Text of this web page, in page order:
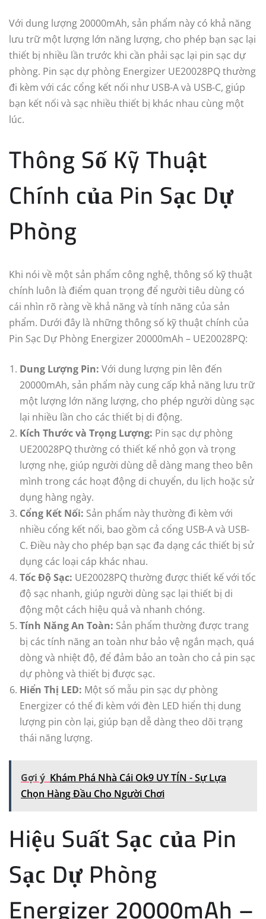
Với dung lượng 20000mAh, sản phẩm này có khả năng
lưu trữ một lượng lớn năng lượng, cho phép bạn sạc lại
thiết bị nhiều lần trước khi cần phải sạc lại pin sạc dự
phòng. Pin sạc dự phòng Energizer UE20028PQ thường
đi kèm với các cổng kết nối như USB-A và USB-C, giúp
bạn kết nối và sạc nhiều thiết bị khác nhau cùng một
lúc.
Thông Số Kỹ Thuật
Chính của Pin Sạc Dự
Phòng
Khi nói về một sản phẩm công nghệ, thông số kỹ thuật
chính luôn là điểm quan trọng để người tiêu dùng có
cái nhìn rõ ràng về khả năng và tính năng của sản
phẩm. Dưới đây là những thông số kỹ thuật chính của
Pin Sạc Dự Phòng Energizer 20000mAh – UE20028PQ:
Dung Lượng Pin: Với dung lượng pin lên đến
20000mAh, sản phẩm này cung cấp khả năng lưu trữ
một lượng lớn năng lượng, cho phép người dùng sạc
lại nhiều lần cho các thiết bị di động.
Kích Thước và Trọng Lượng: Pin sạc dự phòng
UE20028PQ thường có thiết kế nhỏ gọn và trọng
lượng nhẹ, giúp người dùng dễ dàng mang theo bên
mình trong các hoạt động di chuyển, du lịch hoặc sử
dụng hàng ngày.
Cổng Kết Nối: Sản phẩm này thường đi kèm với
nhiều cổng kết nối, bao gồm cả cổng USB-A và USB-
C. Điều này cho phép bạn sạc đa dạng các thiết bị sử
dụng các loại cáp khác nhau.
Tốc Độ Sạc: UE20028PQ thường được thiết kế với tốc
độ sạc nhanh, giúp người dùng sạc lại thiết bị di
động một cách hiệu quả và nhanh chóng.
Tính Năng An Toàn: Sản phẩm thường được trang
bị các tính năng an toàn như bảo vệ ngắn mạch, quá
dòng và nhiệt độ, để đảm bảo an toàn cho cả pin sạc
dự phòng và thiết bị được sạc.
Hiển Thị LED: Một số mẫu pin sạc dự phòng
Energizer có thể đi kèm với đèn LED hiển thị dung
lượng pin còn lại, giúp bạn dễ dàng theo dõi trạng
thái năng lượng.
Gợi ý Khám Phá Nhà Cái Ok9 UY TÍN - Sự Lựa
Chọn Hàng Đầu Cho Người Chơi
Hiệu Suất Sạc của Pin
Sạc Dự Phòng
Energizer 20000mAh –